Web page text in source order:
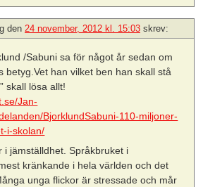
den 24 november, 2012 kl. 15:03 skrev:
/Sabuni sa för något år sedan om
betyg.Vet han vilket ben han skall stå
skall lösa allt!
Jan-
BjorklundSabuni-110-miljoner-
i-skolan/
i jämställdhet. Språkbruket i
kränkande i hela världen och det
unga flickor är stressade och mår